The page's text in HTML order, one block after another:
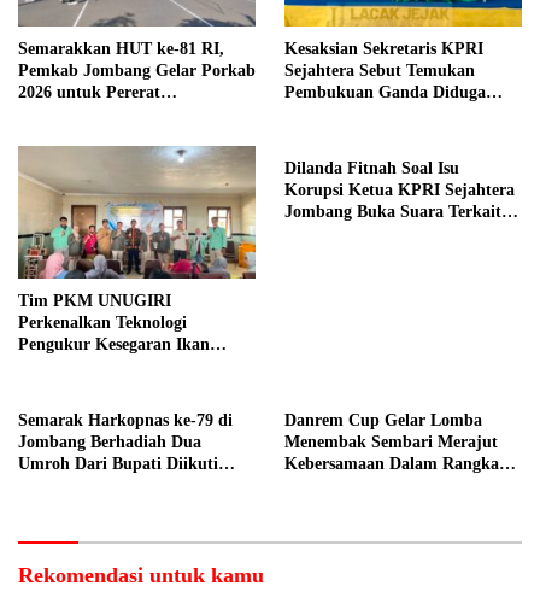
Semarakkan HUT ke-81 RI,
Pemkab Jombang Gelar Porkab
2026 untuk Pererat
Kesaksian Sekretaris KPRI
Sejahtera Sebut Temukan
Pembukuan Ganda Diduga
Tim PKM UNUGIRI
Perkenalkan Teknologi
Pengukur Kesegaran Ikan
Dilanda Fitnah Soal Isu
Korupsi Ketua KPRI Sejahtera
Jombang Buka Suara Terkait
Semarak Harkopnas ke-79 di
Jombang Berhadiah Dua
Umroh Dari Bupati Diikuti
Danrem Cup Gelar Lomba
Menembak Sembari Merajut
Kebersamaan Dalam Rangka
Rekomendasi untuk kamu